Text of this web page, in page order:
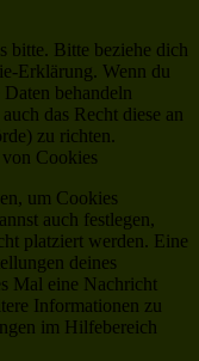
bitte. Bitte beziehe dich
Erklärung. Wenn du
behandeln
das Recht diese an
zu richten.
Cookies
um Cookies
auch festlegen,
platziert werden. Eine
deines
Mal eine Nachricht
Informationen zu
im Hilfebereich